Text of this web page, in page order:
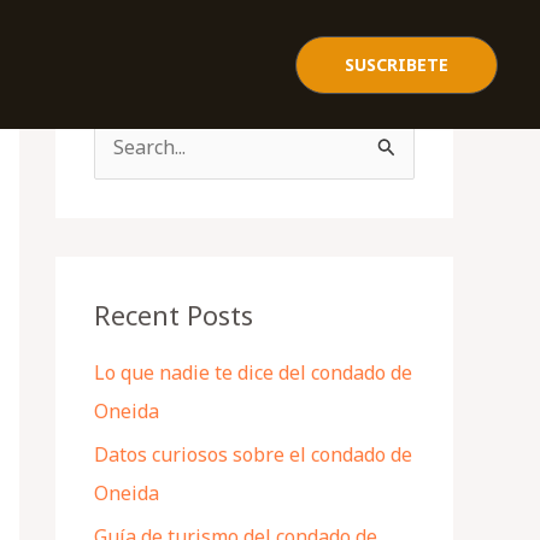
SUSCRIBETE
c
f
o
r
:
Recent Posts
Lo que nadie te dice del condado de
Oneida
Datos curiosos sobre el condado de
Oneida